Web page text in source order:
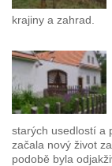
krajiny a zahrad.
starých usedlostí a
začala nový život
podobě byla